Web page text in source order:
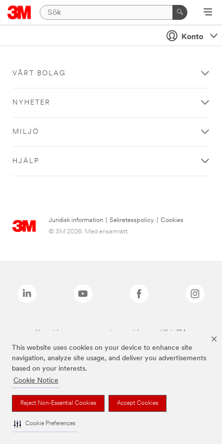
This website uses cookies on your device to enhance site
navigation, analyze site usage, and deliver you advertisements
based on your interests.
Cookie Notice
Reject Non-Essential Cookies Accept Cookies
Cookie Preferences
Konto
VÅRT BOLAG
NYHETER
MILJÖ
HJÄLP
Juridisk information Sekretesspolicy
Cookies
© 3M 2026. Med ensamrätt.
Varumärken som anges ovan är varumärken som tillhör 3M.